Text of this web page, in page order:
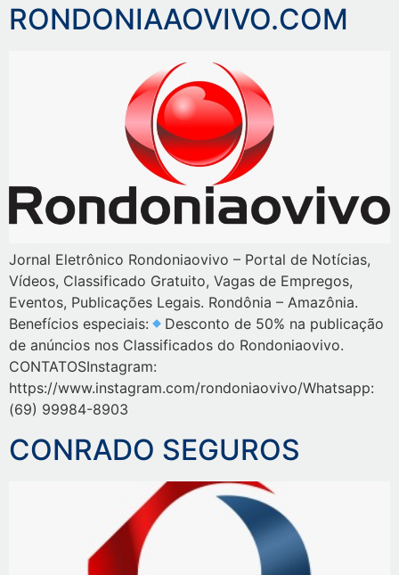
RONDONIAAOVIVO.COM
Jornal Eletrônico Rondoniaovivo – Portal de Notícias,
Vídeos, Classificado Gratuito, Vagas de Empregos,
Eventos, Publicações Legais. Rondônia – Amazônia.
Benefícios especiais:
Desconto de 50% na publicação
de anúncios nos Classificados do Rondoniaovivo.
CONTATOSInstagram:
https://www.instagram.com/rondoniaovivo/Whatsapp:
(69) 99984-8903
CONRADO SEGUROS